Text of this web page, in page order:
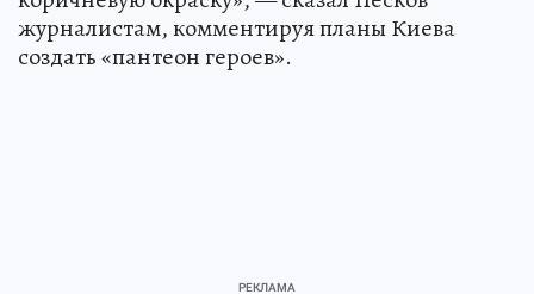
журналистам, комментируя планы Киева
создать «пантеон героев».